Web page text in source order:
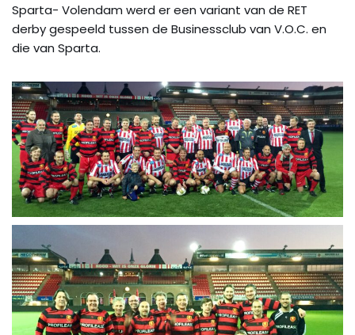
Sparta- Volendam werd er een variant van de RET
derby gespeeld tussen de Businessclub van V.O.C. en
die van Sparta.